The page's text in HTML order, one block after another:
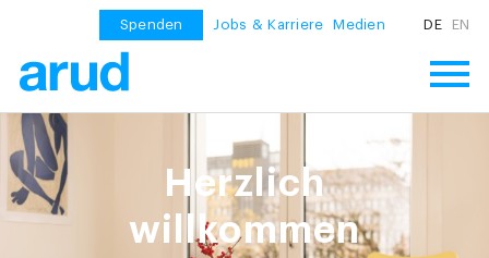
Spenden Jobs & Karriere Medien DE EN
Herzlich
willkommen